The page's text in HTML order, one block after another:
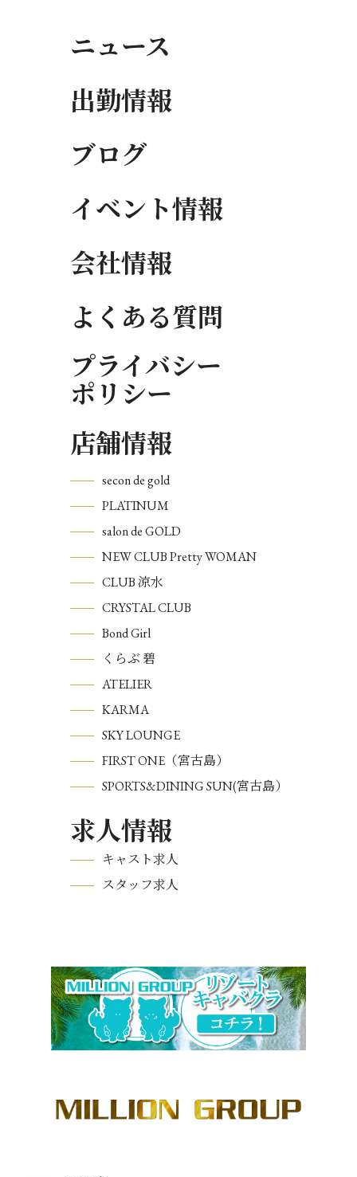
ニュース
出勤情報
ブログ
イベント情報
会社情報
よくある質問
プライバシー
ポリシー
店舗情報
secon de gold
PLATINUM
salon de GOLD
NEW CLUB Pretty WOMAN
CLUB 涼水
CRYSTAL CLUB
Bond Girl
くらぶ 碧
ATELIER
KARMA
SKY LOUNGE
FIRST ONE（宮古島）
SPORTS&DINING SUN(宮古島）
求人情報
キャスト求人
スタッフ求人